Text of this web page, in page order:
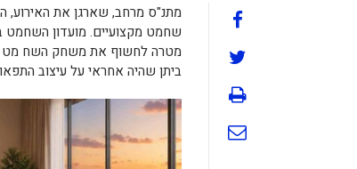
מתנ"ס מרחב, שארגן את האירוע,
שחמט מקצועיים. מועדון השחמט
מטרה לחשוף את משחק השח מט
ביתן שהיה אחראי על עיצוב